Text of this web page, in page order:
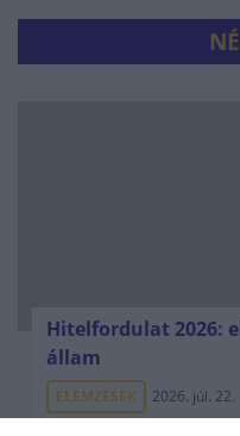
Hitelfordulat 2026:
állam
ELEMZÉSEK 2026. júl. 22.